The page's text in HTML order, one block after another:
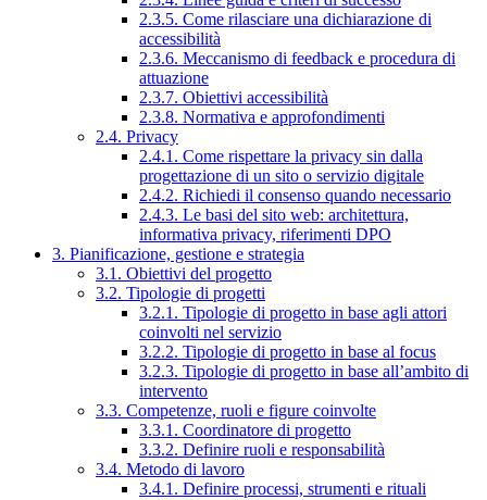
2.3.5. Come rilasciare una dichiarazione di
accessibilità
2.3.6. Meccanismo di feedback e procedura di
attuazione
2.3.7. Obiettivi accessibilità
2.3.8. Normativa e approfondimenti
2.4. Privacy
2.4.1. Come rispettare la privacy sin dalla
progettazione di un sito o servizio digitale
2.4.2. Richiedi il consenso quando necessario
2.4.3. Le basi del sito web: architettura,
informativa privacy, riferimenti DPO
3. Pianificazione, gestione e strategia
3.1. Obiettivi del progetto
3.2. Tipologie di progetti
3.2.1. Tipologie di progetto in base agli attori
coinvolti nel servizio
3.2.2. Tipologie di progetto in base al focus
3.2.3. Tipologie di progetto in base all’ambito di
intervento
3.3. Competenze, ruoli e figure coinvolte
3.3.1. Coordinatore di progetto
3.3.2. Definire ruoli e responsabilità
3.4. Metodo di lavoro
3.4.1. Definire processi, strumenti e rituali